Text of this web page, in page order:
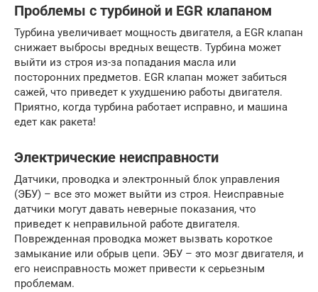
Проблемы с турбиной и EGR клапаном
Турбина увеличивает мощность двигателя, а EGR клапан
снижает выбросы вредных веществ. Турбина может
выйти из строя из-за попадания масла или
посторонних предметов. EGR клапан может забиться
сажей, что приведет к ухудшению работы двигателя.
Приятно, когда турбина работает исправно, и машина
едет как ракета!
Электрические неисправности
Датчики, проводка и электронный блок управления
(ЭБУ) – все это может выйти из строя. Неисправные
датчики могут давать неверные показания, что
приведет к неправильной работе двигателя.
Поврежденная проводка может вызвать короткое
замыкание или обрыв цепи. ЭБУ – это мозг двигателя, и
его неисправность может привести к серьезным
проблемам.